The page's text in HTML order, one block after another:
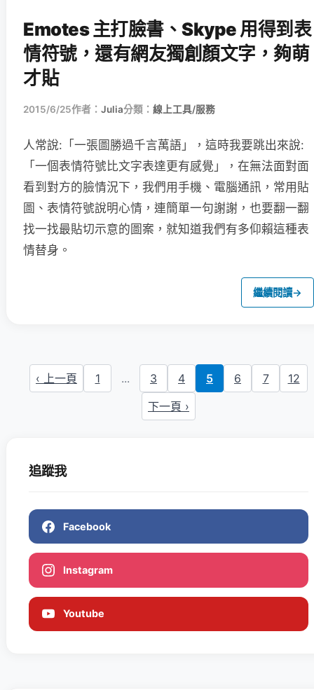
Emotes 主打臉書、Skype 用得到表
情符號，還有網友獨創顏文字，夠萌
才貼
2015/6/25作者： Julia分類： 線上工具/服務
人常說:「一張圖勝過千言萬語」，這時我要跳出來說:
「一個表情符號比文字表達更有感覺」，在無法面對面
看到對方的臉情況下，我們用手機、電腦通訊，常用貼
圖、表情符號說明心情，連簡單一句謝謝，也要翻一翻
找一找最貼切示意的圖案，就知道我們有多仰賴這種表
情替身。
繼續閱讀→
‹ 上一頁 1 ... 3 4 5 6 7
12
下一頁 ›
追蹤我
Facebook
Instagram
Youtube